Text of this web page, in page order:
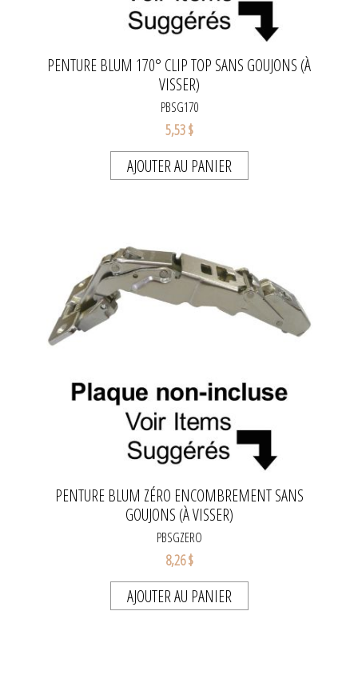
PENTURE BLUM 170° CLIP TOP SANS GOUJONS (À
VISSER)
PBSG170
5,53 $
AJOUTER AU PANIER
PENTURE BLUM ZÉRO ENCOMBREMENT SANS
GOUJONS (À VISSER)
PBSGZERO
8,26 $
AJOUTER AU PANIER